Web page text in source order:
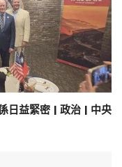
日益緊密 | 政治 | 中央